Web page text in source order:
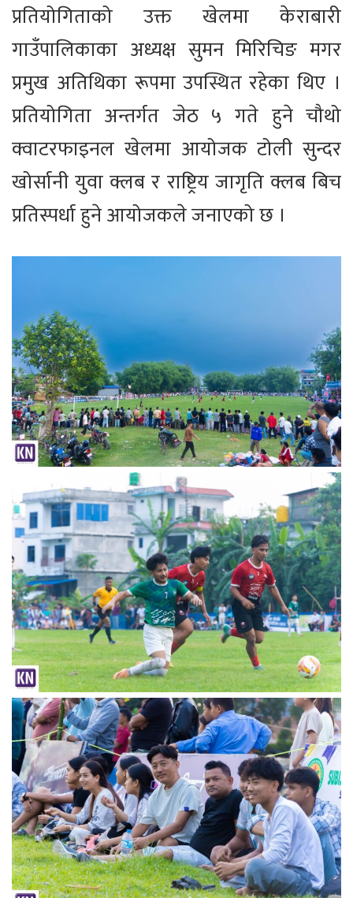
प्रतियोगिताको उक्त खेलमा केराबारी
गाउँपालिकाका अध्यक्ष सुमन मिरिचिङ मगर
प्रमुख अतिथिका रूपमा उपस्थित रहेका थिए ।
प्रतियोगिता अन्तर्गत जेठ ५ गते हुने चौथो
क्वाटरफाइनल खेलमा आयोजक टोली सुन्दर
खोर्सानी युवा क्लब र राष्ट्रिय जागृति क्लब बिच
प्रतिस्पर्धा हुने आयोजकले जनाएको छ ।